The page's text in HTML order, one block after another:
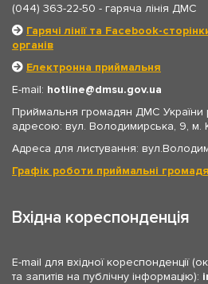
(044) 363-22-50 - гаряча лінія ДМС
Гарячі лінії та Facebook-
органів
Електронна приймальня
E-mail: hotline
dmsu.gov.ua
Приймальня громадян ДМС України
адресою: вул. Володимирська, 9, м.
Адреса для листування:
Графік роботи приймальні
Вхідна кореспонденція
E-mail для вхідної кореспонденції
та запитів на публічну інформацію):